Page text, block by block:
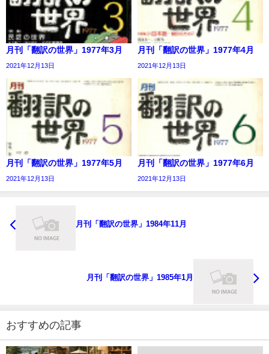
月刊「翻訳の世界」1977年3月
2021年12月13日
月刊「翻訳の世界」1977年4月
2021年12月13日
月刊「翻訳の世界」1977年5月
2021年12月13日
月刊「翻訳の世界」1977年6月
2021年12月13日
月刊「翻訳の世界」1984年11月
月刊「翻訳の世界」1985年1月
おすすめの記事